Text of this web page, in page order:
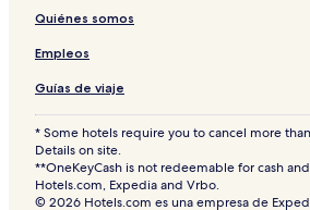
Quiénes somos
Empleos
Guías de viaje
* Some hotels require you to cancel more
Details on site.
**OneKeyCash is not redeemable for cash
Hotels.com, Expedia and Vrbo.
© 2026 Hotels.com es una empresa de